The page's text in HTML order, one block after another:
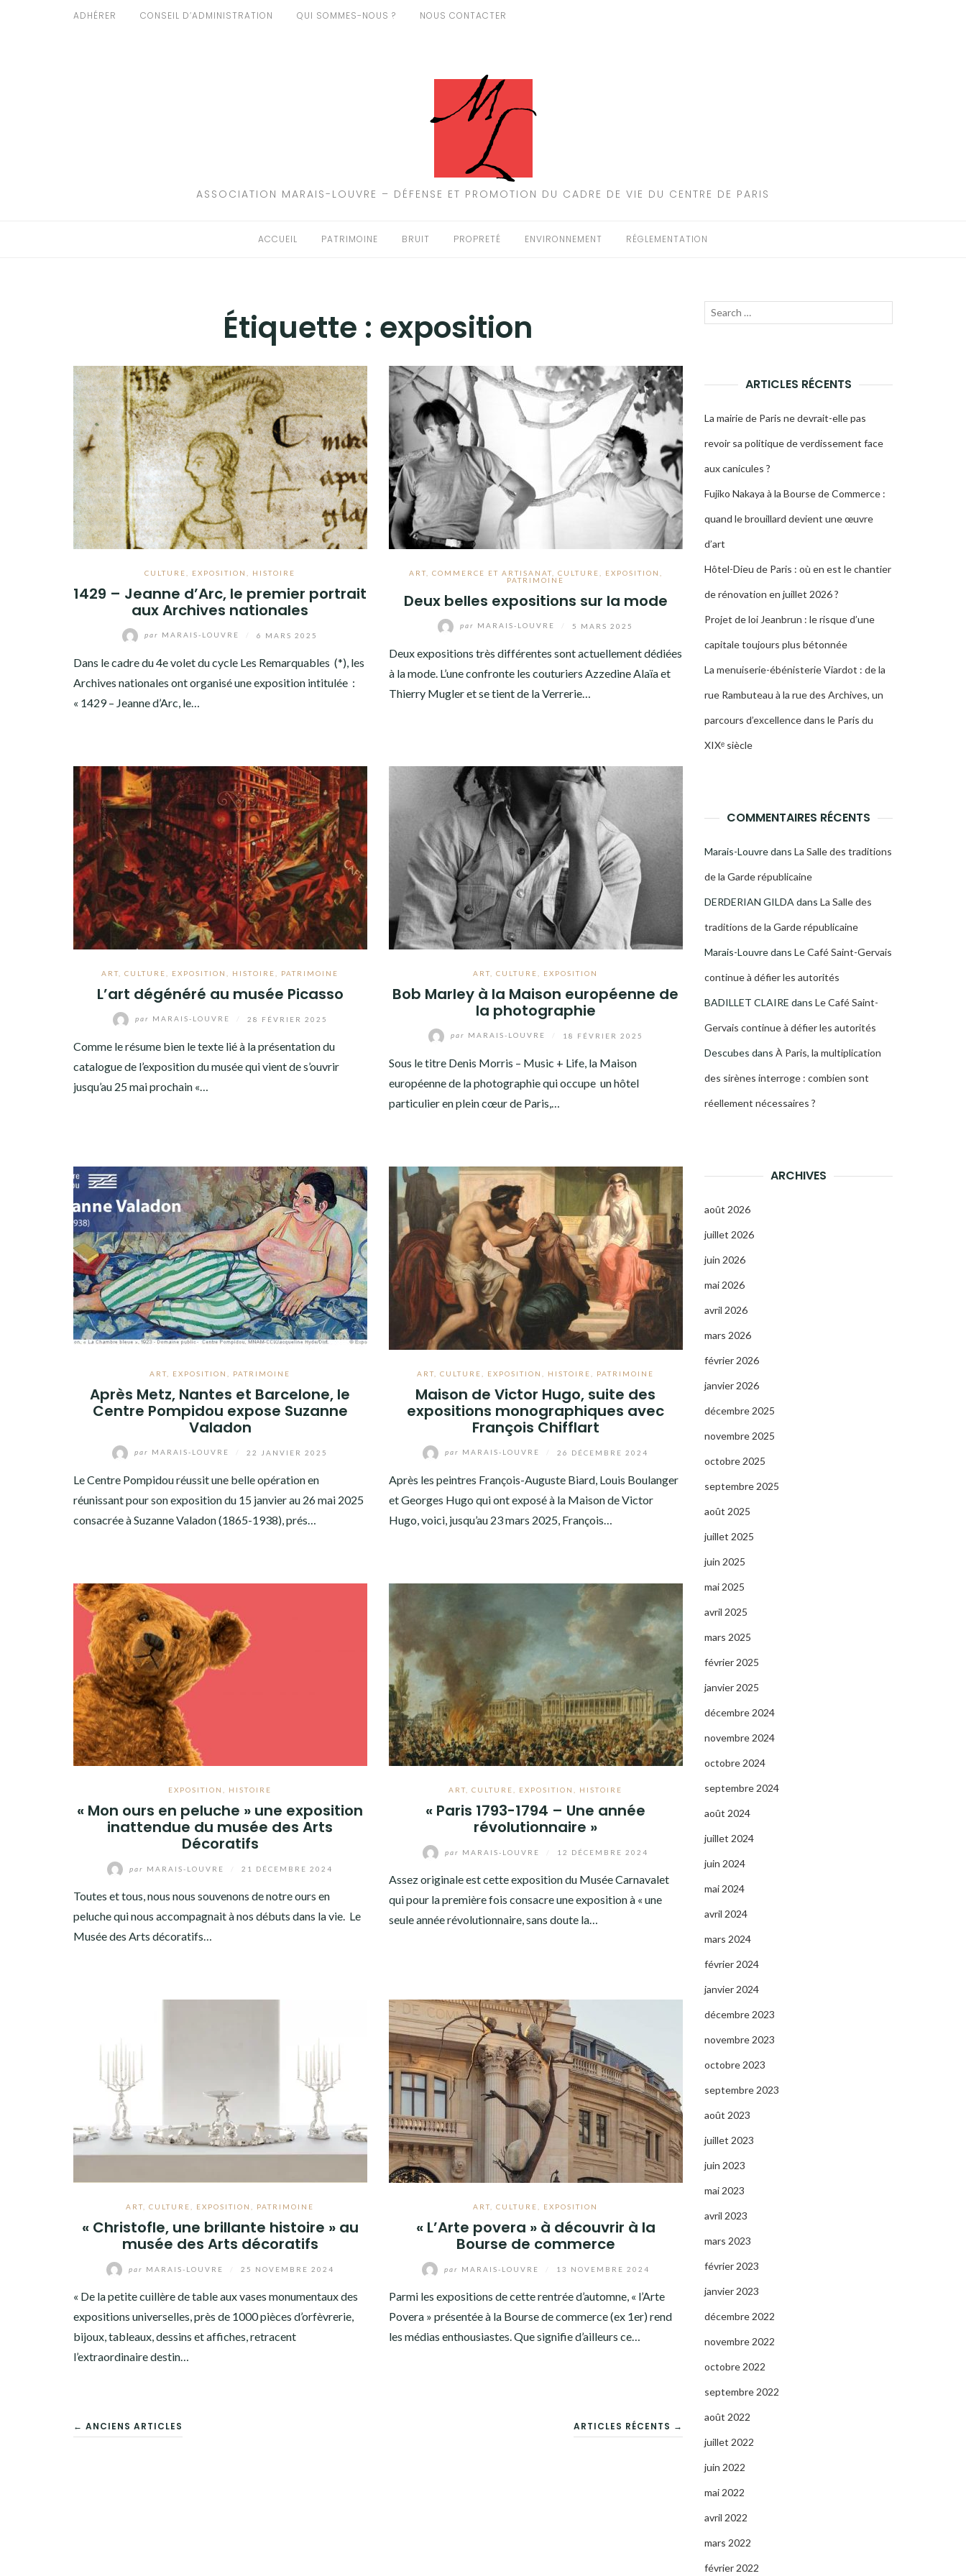
ADHÉRER CONSEIL D’ADMINISTRATION QUI SOMMES-NOUS ? NOUS CONTACTER
ASSOCIATION MARAIS-LOUVRE – DÉFENSE ET PROMOTION DU CADRE DE VIE DU CENTRE DE PARIS
ACCUEIL PATRIMOINE BRUIT PROPRETÉ ENVIRONNEMENT RÉGLEMENTATION
Étiquette : exposition
CULTURE EXPOSITION HISTOIRE
1429 – Jeanne d’Arc, le premier portrait
aux Archives nationales
par MARAIS-LOUVRE 6 MARS 2025
Dans le cadre du 4e volet du cycle Les Remarquables (*), les
Archives nationales ont organisé une exposition intitulée :
« 1429 – Jeanne d’Arc, le…
ART, COMMERCE ET ARTISANAT, CULTURE EXPOSITION
PATRIMOINE
Deux belles expositions sur la mode
par MARAIS-LOUVRE 5 MARS 2025
Deux expositions très différentes sont actuellement dédiées
à la mode. L’une confronte les couturiers Azzedine Alaïa et
Thierry Mugler et se tient de la Verrerie…
ART ,CULTURE EXPOSITION HISTOIRE PATRIMOINE
L’art dégénéré au musée Picasso
par MARAIS-LOUVRE 28 FÉVRIER 2025
Comme le résume bien le texte lié à la présentation du
catalogue de l’exposition du musée qui vient de s’ouvrir
jusqu’au 25 mai prochain «…
ART ,CULTURE EXPOSITION
Bob Marley à la Maison européenne de
la photographie
par MARAIS-LOUVRE 18 FÉVRIER 2025
Sous le titre Denis Morris – Music + Life, la Maison
européenne de la photographie qui occupe un hôtel
particulier en plein cœur de Paris,…
ART EXPOSITION PATRIMOINE
Après Metz, Nantes et Barcelone, le
Centre Pompidou expose Suzanne
Valadon
par MARAIS-LOUVRE 22 JANVIER 2025
Le Centre Pompidou réussit une belle opération en
réunissant pour son exposition du 15 janvier au 26 mai 2025
consacrée à Suzanne Valadon (1865-1938), prés…
ART ,CULTURE EXPOSITION HISTOIRE PATRIMOINE
Maison de Victor Hugo, suite des
expositions monographiques avec
François Chifflart
par MARAIS-LOUVRE 26 DÉCEMBRE 2024
Après les peintres François-Auguste Biard, Louis Boulanger
et Georges Hugo qui ont exposé à la Maison de Victor
Hugo, voici, jusqu’au 23 mars 2025, François…
EXPOSITION HISTOIRE
« Mon ours en peluche » une exposition
inattendue du musée des Arts
Décoratifs
par MARAIS-LOUVRE 21 DÉCEMBRE 2024
Toutes et tous, nous nous souvenons de notre ours en
peluche qui nous accompagnait à nos débuts dans la vie. Le
Musée des Arts décoratifs…
ART ,CULTURE EXPOSITION HISTOIRE
« Paris 1793-1794 – Une année
révolutionnaire »
par MARAIS-LOUVRE 12 DÉCEMBRE 2024
Assez originale est cette exposition du Musée Carnavalet
qui pour la première fois consacre une exposition à « une
seule année révolutionnaire, sans doute la…
ART ,CULTURE EXPOSITION PATRIMOINE
« Christofle, une brillante histoire » au
musée des Arts décoratifs
par MARAIS-LOUVRE 25 NOVEMBRE 2024
« De la petite cuillère de table aux vases monumentaux des
expositions universelles, près de 1000 pièces d’orfèvrerie,
bijoux, tableaux, dessins et affiches, retracent
l’extraordinaire destin…
ART ,CULTURE EXPOSITION
« L’Arte povera » à découvrir à la
Bourse de commerce
par MARAIS-LOUVRE 13 NOVEMBRE 2024
Parmi les expositions de cette rentrée d’automne, « l’Arte
Povera » présentée à la Bourse de commerce (ex 1er) rend
les médias enthousiastes. Que signifie d’ailleurs ce…
NAVIGATION
← ANCIENS ARTICLES ARTICLES RÉCENTS →
Recherche
ARTICLES RÉCENTS
La mairie de Paris ne devrait-elle pas
revoir sa politique de verdissement face
aux canicules ?
Fujiko Nakaya à la Bourse de Commerce :
quand le brouillard devient une œuvre
d’art
Hôtel-Dieu de Paris : où en est le chantier
de rénovation en juillet 2026 ?
Projet de loi Jeanbrun : le risque d’une
capitale toujours plus bétonnée
La menuiserie-ébénisterie Viardot : de la
rue Rambuteau à la rue des Archives, un
parcours d’excellence dans le Paris du
XIXᵉ siècle
COMMENTAIRES RÉCENTS
Marais-Louvredans La Salle des traditions
de la Garde républicaine
DERDERIAN GILDA dans La Salle des
traditions de la Garde républicaine
Marais-Louvredans Le Café Saint-Gervais
continue à défier les autorités
BADILLET CLAIRE dans Le Café Saint-
Gervais continue à défier les autorités
Descubes dans À Paris, la multiplication
des sirènes interroge : combien sont
réellement nécessaires ?
ARCHIVES
août 2026
juillet 2026
juin 2026
mai 2026
avril 2026
mars 2026
février 2026
janvier 2026
décembre 2025
novembre 2025
octobre 2025
septembre 2025
août 2025
juillet 2025
juin 2025
mai 2025
avril 2025
mars 2025
février 2025
janvier 2025
décembre 2024
novembre 2024
octobre 2024
septembre 2024
août 2024
juillet 2024
juin 2024
mai 2024
avril 2024
mars 2024
février 2024
janvier 2024
décembre 2023
novembre 2023
octobre 2023
septembre 2023
août 2023
juillet 2023
juin 2023
mai 2023
avril 2023
mars 2023
février 2023
janvier 2023
décembre 2022
novembre 2022
octobre 2022
septembre 2022
août 2022
juillet 2022
juin 2022
mai 2022
avril 2022
mars 2022
février 2022